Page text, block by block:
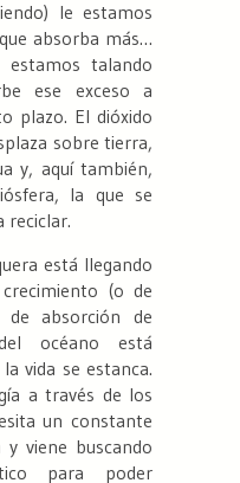
le estamos
absorba más…
talando
ese exceso a
plazo. El dióxido
sobre tierra,
y, aquí también,
la que se
reciclar.
está llegando
(o de
de absorción de
océano está
vida se estanca.
a través de los
un constante
y viene buscando
para poder